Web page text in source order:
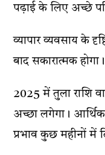
पढ़ाई के लिए अच्छे
व्यापार व्यवसाय के
बाद सकारात्मक होगा।
2025 में तुला राशि
अच्छा लगेगा।
प्रभाव कुछ महीनों में